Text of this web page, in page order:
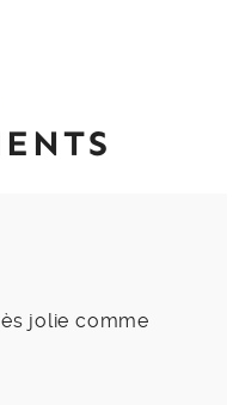
jolie comme